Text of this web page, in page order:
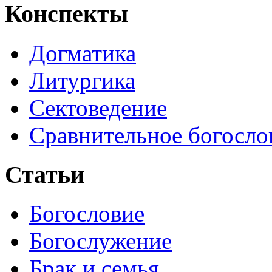
Конспекты
Догматика
Литургика
Сектоведение
Сравнительное
Статьи
Богословие
Богослужение